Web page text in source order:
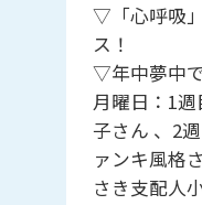
▽「心呼吸
ス！
▽年中夢中
月曜日：1
子さん 、2
ァンキ風格
さき支配人